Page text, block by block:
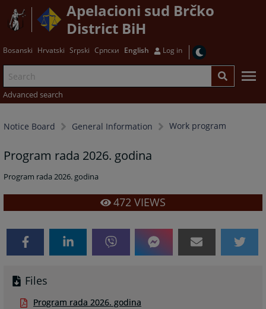
Apelacioni sud Brčko
District BiH
Bosanski Hrvatski Srpski Српски English Log in
Advanced search
Notice Board General Information Work program
Program rada 2026. godina
Program rada 2026. godina
472 VIEWS
Files
Program rada 2026. godina